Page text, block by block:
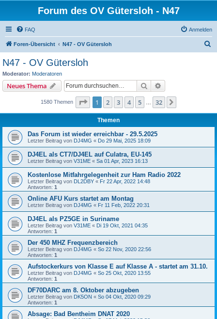
Forum des OV Gütersloh - N47
FAQ Anmelden
Foren-Übersicht N47 - OV Gütersloh
N47 - OV Gütersloh
Moderator: Moderatoren
Neues Thema Suche
1580 Themen Seite 1von 32
1 2 3 4 5 32
Themen
Das Forum ist wieder erreichbar - 29.5.2025
Letzter Beitrag von DJ4MG « Do 29 Mai, 2025 18:09
DJ4EL als CT7/DJ4EL auf Culatra, EU-145
Letzter Beitrag von V31ME « Sa 01 Apr, 2023 16:13
Kostenlose Mitfahrgelegenheit zur Ham Radio 2022
Letzter Beitrag von DL2DBY « Fr 22 Apr, 2022 14:48
Antworten: 1
Online AFU Kurs startet am Montag
Letzter Beitrag von DJ4MG « Fr 11 Feb, 2022 20:31
DJ4EL als PZ5GE in Suriname
Letzter Beitrag von V31ME « Di 19 Okt, 2021 04:35
Antworten: 1
Der 450 MHZ Frequenzbereich
Letzter Beitrag von DJ4MG « So 22 Nov, 2020 22:56
Antworten: 1
Aufstockerkurs von Klasse E auf Klasse A - startet am 31.10.
Letzter Beitrag von DJ4MG « So 25 Okt, 2020 13:55
Antworten: 1
DF70DARC am 8. Oktober abzugeben
Letzter Beitrag von DK5ON « So 04 Okt, 2020 09:29
Antworten: 1
Absage: Bad Bentheim DNAT 2020